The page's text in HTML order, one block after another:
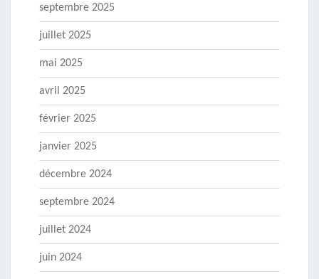
septembre 2025
juillet 2025
mai 2025
avril 2025
février 2025
janvier 2025
décembre 2024
septembre 2024
juillet 2024
juin 2024